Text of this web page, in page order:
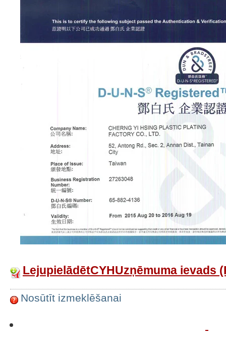
LejupielādētCYHUzņēmuma ievads
Nosūtīt izmeklēšanai